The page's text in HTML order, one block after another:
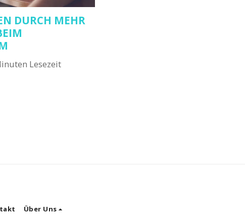
DURCH MEHR
Lesezeit
Über Uns